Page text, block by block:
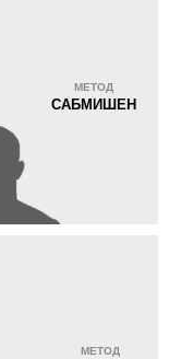
МЕТОД
САБМИШЕН
МЕТОД